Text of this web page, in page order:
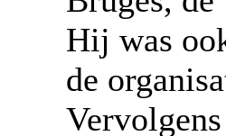
Hij was
de